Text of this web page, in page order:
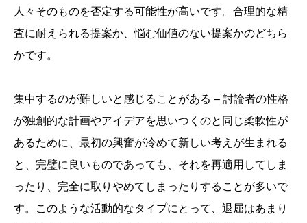
人々そのものを否定する可能性が高いです。合理的な精
査に耐えられる提案か、悩む価値のない提案かのどちら
かです。
集中するのが難しいと感じることがある – 討論者の性格
が独創的な計画やアイデアを思いつくのと同じ柔軟性が
あるために、最初の興奮が冷めて新しい考えが生まれる
と、完璧に良いものであっても、それを再適用してしま
ったり、完全に取りやめてしまったりすることが多いで
す。このような活動的なタイプにとって、退屈はあまり